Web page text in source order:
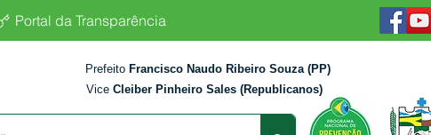
Portal da Transparência
Prefeito Francisco Naudo Ribeiro Souza (PP)
Vice Cleiber Pinheiro Sales (Republicanos)